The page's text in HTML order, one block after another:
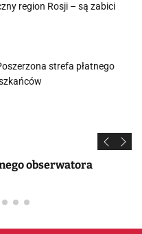
region Rosji – są zabici
strefa płatnego
obserwatora